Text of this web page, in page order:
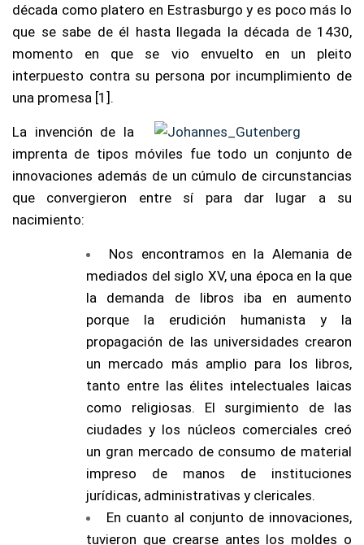
década como platero en Estrasburgo y es poco más lo
que se sabe de él hasta llegada la década de 1430,
momento en que se vio envuelto en un pleito
interpuesto contra su persona por incumplimiento de
una promesa [1].
La invención de la
imprenta de tipos móviles fue todo un conjunto de
innovaciones además de un cúmulo de circunstancias
que convergieron entre sí para dar lugar a su
nacimiento:
Nos encontramos en la Alemania de
mediados del siglo XV, una época en la que
la demanda de libros iba en aumento
porque la erudición humanista y la
propagación de las universidades crearon
un mercado más amplio para los libros,
tanto entre las élites intelectuales laicas
como religiosas. El surgimiento de las
ciudades y los núcleos comerciales creó
un gran mercado de consumo de material
impreso de manos de instituciones
jurídicas, administrativas y clericales.
En cuanto al conjunto de innovaciones,
tuvieron que crearse antes los moldes o